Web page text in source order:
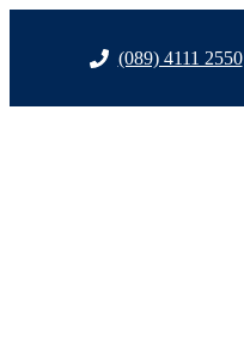
(089) 4111 2550